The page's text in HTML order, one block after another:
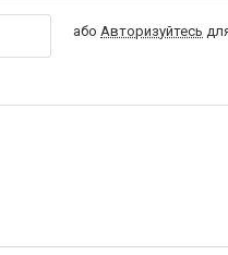
абоАвторизуйтесь